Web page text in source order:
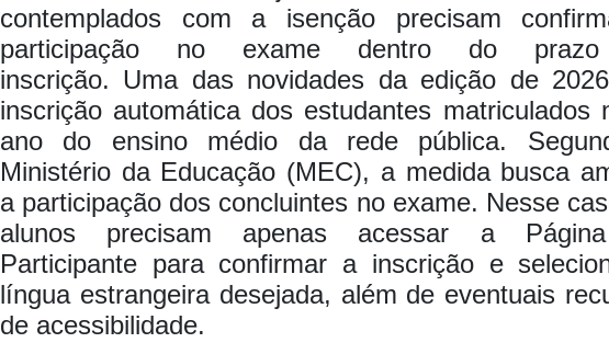
contemplados com a isenção precisam
participação no exame dentro do
inscrição. Uma das novidades da edição de
inscrição automática dos estudantes matriculados
ano do ensino médio da rede pública.
Ministério da Educação (MEC), a medida busca
a participação dos concluintes no exame. Nesse
alunos precisam apenas acessar a
Participante para confirmar a inscrição e
língua estrangeira desejada, além de eventuais
de acessibilidade.